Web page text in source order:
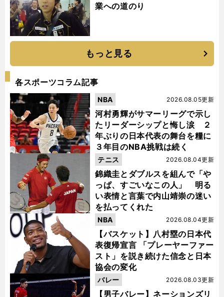
業への道のり
もっと見る
各スポーツコラム記事
河村勇輝がサマーリーグで示し
たリーダーシップと悔し涙 ２
年ぶりの日本代表の舞台を糧に
３年目のNBA挑戦は続く
2026.08.05更新
NBA
錦織圭とダブルスを組んで「や
っぱ、すごいなこの人」 明る
い表情と言葉で内山靖崇の迷い
を払ってくれた
2026.08.04更新
テニス
【バスケット】八村塁の日本代
表復帰宣言 「プレーヤーファー
スト」を説き続けた信念と日本
協会の変化
2026.08.04更新
NBA
【男子バレー】ネーションズリ
2026.08.03更新
バレー